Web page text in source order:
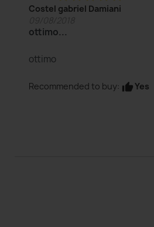
Costel gabriel Damiani
ottimo...
ottimo
Recommended to buy: thumb_upYes